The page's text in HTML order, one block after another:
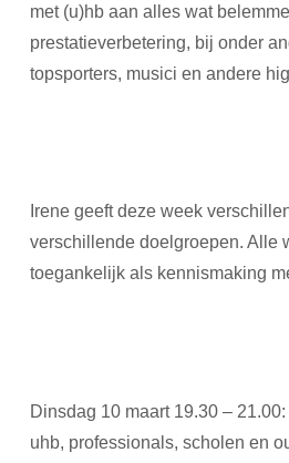
met (u)hb aan alles wat
prestatieverbetering, bij onder
topsporters, musici en andere
Irene geeft deze week
verschillende doelgroepen. Alle
toegankelijk als kennismaking
Dinsdag 10 maart 19.30 –
uhb, professionals, scholen en